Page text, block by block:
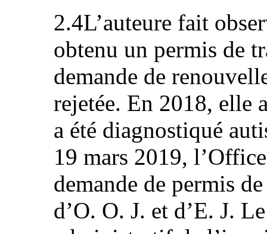
2.4L’auteure fait
obtenu un permis de
demande de
rejetée. En 2018, elle
a été diagnostiqué
19 mars 2019,
demande de permis
d’O. O. J. et d’E. J.